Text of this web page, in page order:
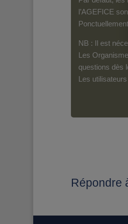
l’AGEFICE
NB : Il est
Les
questions dès
Les
Répondre